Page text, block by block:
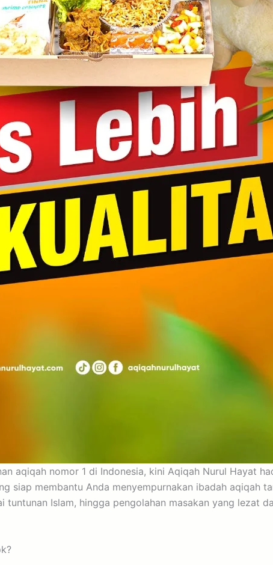
aqiqah nomor 1 di Indonesia, kini Aqiqah Nurul Hayat
siap membantu Anda menyempurnakan ibadah aqiqah
tuntunan Islam, hingga pengolahan masakan yang lezat